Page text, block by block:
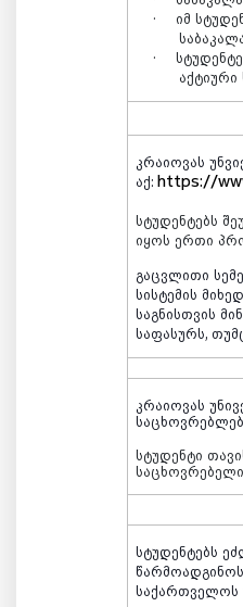
·
იმ
·
აქტიური
კრაიოვას
აქ : https://
სტუდენტებს
იყოს ერთი
გაცვლითი
სისტემის
საგნისთვის
საფასურს,
კრაიოვას
სტუდენტი
სტუდენტებს
წარმოადგინოს
საქართველოს